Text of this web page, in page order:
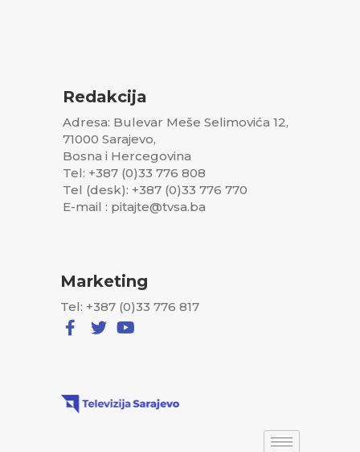
Redakcija
Adresa: Bulevar Meše Selimovića 12,
71000 Sarajevo,
Bosna i Hercegovina
Tel: +387 (0)33 776 808
Tel (desk): +387 (0)33 776 770
E-mail : pitajte@tvsa.ba
Marketing
Tel: +387 (0)33 776 817